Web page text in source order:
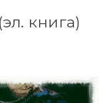
книга)